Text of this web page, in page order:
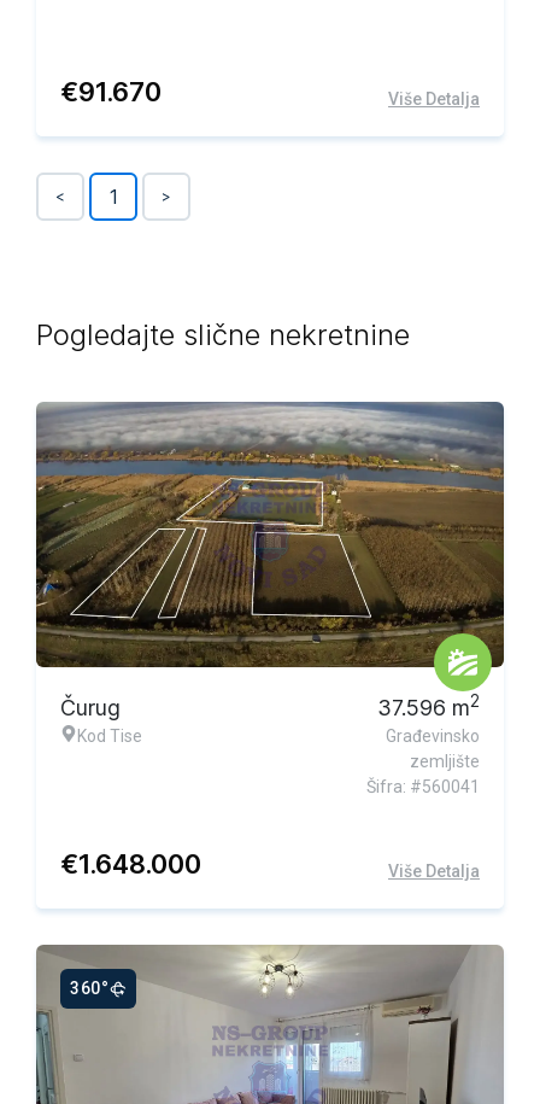
€91.670 Više Detalja
< 1 >
Pogledajte slične nekretnine
Ekskluzivna ponuda
Čurug
Kod Tise
37.596 m2
Građevinsko
zemljište
Šifra: #560041
€1.648.000 Više Detalja
360°